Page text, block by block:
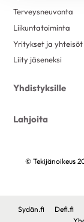
Terveysneuvonta
Liikuntatoiminta
Yritykset ja yhteisöt
Liity jäseneksi
Yhdistyksille
Lahjoita
© Tekijänoikeus
Sydän.fi Defi.fi